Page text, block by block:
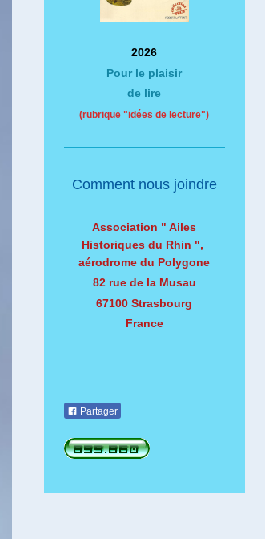
2026
Pour le plaisir
de lire
(rubrique "idées de lecture")
Comment nous joindre
Association " Ailes
Historiques du Rhin ",
aérodrome du Polygone
82 rue de la Musau
67100 Strasbourg
France
Partager